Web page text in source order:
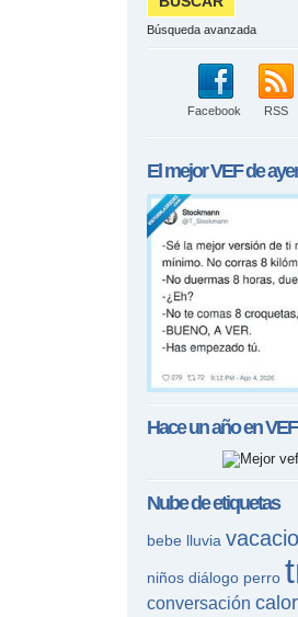
Búsqueda avanzada
Facebook RSS
El mejorVEFde ayer
Hace un año enVEF
Nube de etiquetas
bebe lluvia
niños diálogo perro
conversación calor